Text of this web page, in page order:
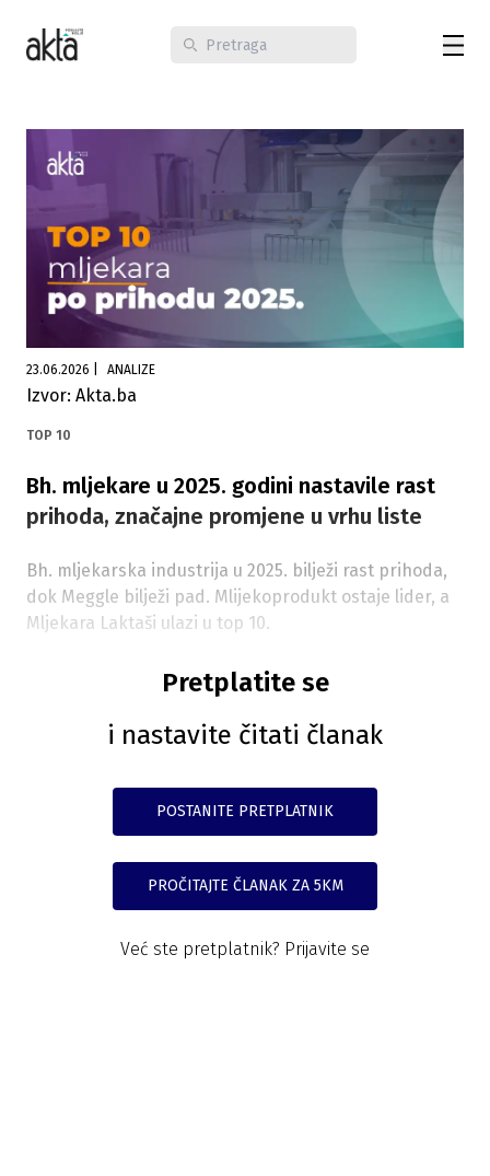
23.06.2026 ANALIZE
Izvor: Akta.ba
TOP 10
Bh. mljekare u 2025. godini nastavile rast
prihoda, značajne promjene u vrhu liste
Bh. mljekarska industrija u 2025. bilježi rast prihoda,
dok Meggle bilježi pad. Mlijekoprodukt ostaje lider, a
Mljekara Laktaši ulazi u top 10.
Pretplatite se
i nastavite čitati članak
POSTANITE PRETPLATNIK
PROČITAJTE ČLANAK ZA 5KM
Već ste pretplatnik? Prijavite se